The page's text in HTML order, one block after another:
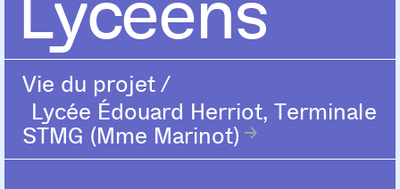
Vie du projet/
Lycée Édouard Herriot, Terminale
STMG (Mme Marinot)